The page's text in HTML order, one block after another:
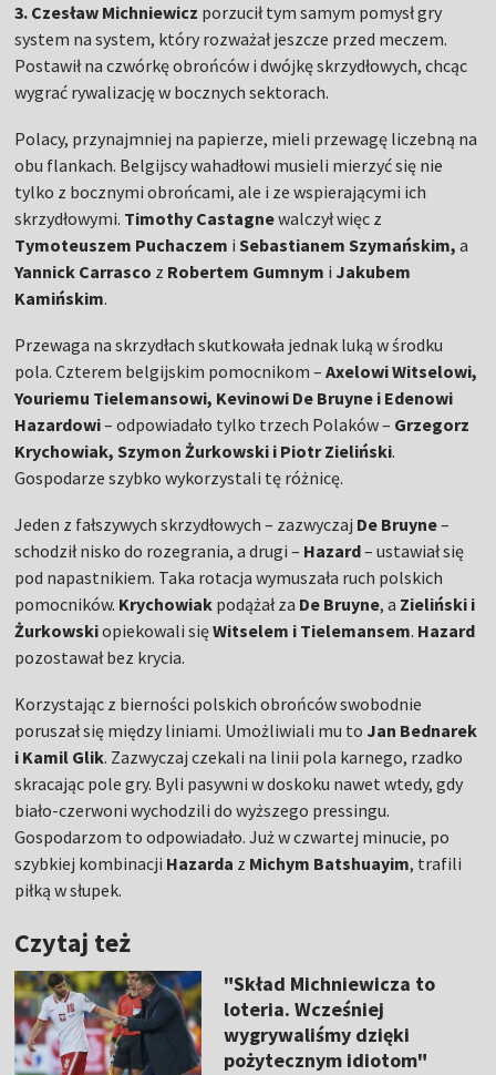
3. Czesław Michniewicz porzucił tym samym pomysł gry
system na system, który rozważał jeszcze przed meczem.
Postawił na czwórkę obrońców i dwójkę skrzydłowych, chcąc
wygrać rywalizację w bocznych sektorach.
Polacy, przynajmniej na papierze, mieli przewagę liczebną na
obu flankach. Belgijscy wahadłowi musieli mierzyć się nie
tylko z bocznymi obrońcami, ale i ze wspierającymi ich
skrzydłowymi. Timothy Castagnewalczył więc z
Tymoteuszem Puchaczem iSebastianem Szymańskim,a
Yannick Carrasco z Robertem Gumnym i Jakubem
Kamińskim.
Przewaga na skrzydłach skutkowała jednak luką w środku
pola. Czterem belgijskim pomocnikom –Axelowi Witselowi,
Youriemu Tielemansowi, Kevinowi De Bruyne i Edenowi
Hazardowi– odpowiadało tylko trzech Polaków – Grzegorz
Krychowiak, Szymon Żurkowski i Piotr Zieliński.
Gospodarze szybko wykorzystali tę różnicę.
Jeden z fałszywych skrzydłowych – zazwyczaj De Bruyne–
schodził nisko do rozegrania, a drugi – Hazard– ustawiał się
pod napastnikiem. Taka rotacja wymuszała ruch polskich
pomocników. Krychowiak podążał za De Bruyne, a Zieliński i
Żurkowskiopiekowali sięWitselem i Tielemansem. Hazard
pozostawał bez krycia.
Korzystając z bierności polskich obrońców swobodnie
poruszał się między liniami. Umożliwiali mu to Jan Bednarek
i Kamil Glik. Zazwyczaj czekali na linii pola karnego, rzadko
skracając pole gry. Byli pasywni w doskoku nawet wtedy, gdy
biało-czerwoni wychodzili do wyższego pressingu.
Gospodarzom to odpowiadało. Już w czwartej minucie, po
szybkiej kombinacji Hazarda z Michym Batshuayim, trafili
piłką w słupek.
Czytaj też
"Skład Michniewicza to
loteria. Wcześniej
wygrywaliśmy dzięki
pożytecznym idiotom"